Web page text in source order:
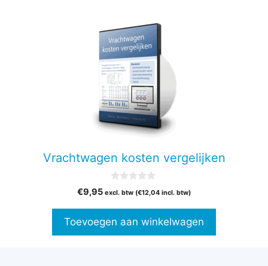
Vrachtwagen kosten vergelijken
v
5
€9,95 excl. btw (€12,04 incl. btw)
Toevoegen aan winkelwagen